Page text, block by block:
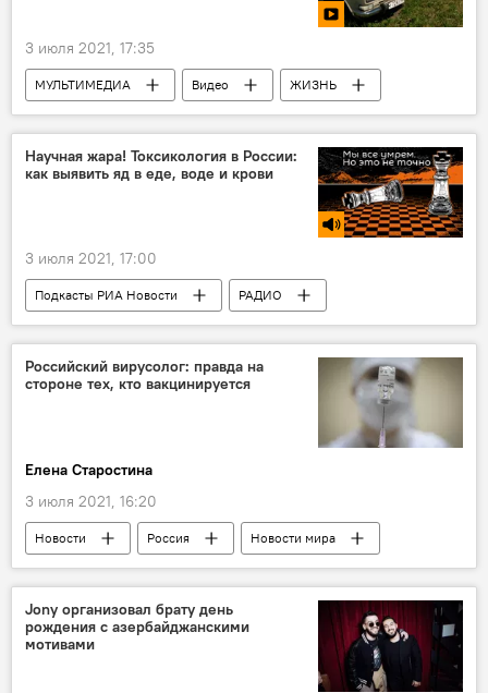
3 июля 2021, 17:35
МУЛЬТИМЕДИА Видео
ЖИЗНЬ
Новости мира
Новости Россия
Научная жара! Токсикология в России:
как выявить яд в еде, воде и крови
3 июля 2021, 17:00
Подкасты РИА Новости
РАДИО
МУЛЬТИМЕДИА
Новости
Российский вирусолог: правда на
стороне тех, кто вакцинируется
Елена Старостина
3 июля 2021, 16:20
Новости Россия
Новости мира
Здоровье
ЖИЗНЬ
Вакцинация
Спутник V
Россия
Jony организовал брату день
рождения с азербайджанскими
мотивами